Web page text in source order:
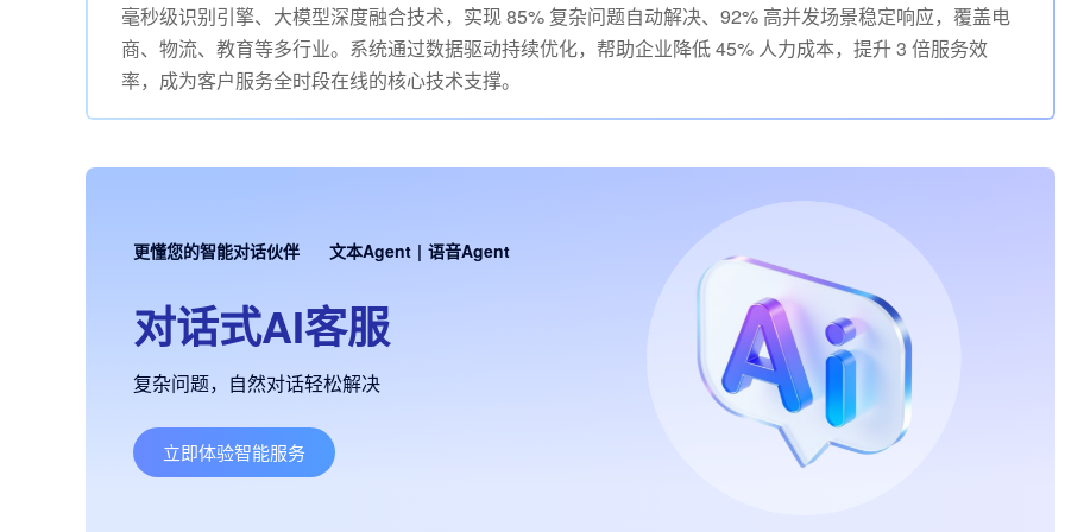
毫秒级识别引擎、大模型深度融合技术，实现 85% 复杂问题自动解决、92% 高并发场景稳定响应，覆盖电
商、物流、教育等多行业。系统通过数据驱动持续优化，帮助企业降低 45% 人力成本，提升 3 倍服务效
率，成为客户服务全时段在线的核心技术支撑。
更懂您的智能对话伙伴 文本Agent | 语音Agent
对话式AI客服
复杂问题，自然对话轻松解决
立即体验智能服务